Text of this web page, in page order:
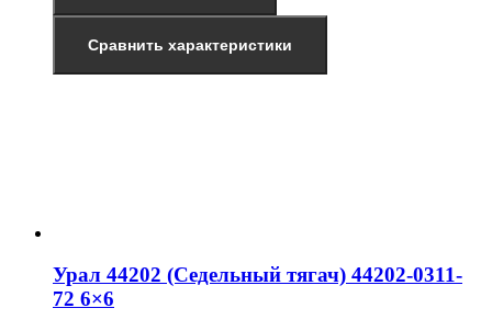
Сравнить характеристики
Урал 44202 (Седельный тягач) 44202-0311-
72 6×6